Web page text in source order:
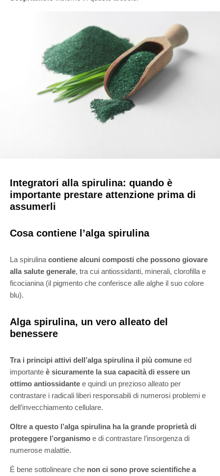
Integratori alla spirulina: quando è
importante prestare attenzione prima di
assumerli
Cosa contiene l’alga spirulina
La spirulina contiene alcuni composti che possono giovare
alla salute generale, tra cui antiossidanti, minerali, clorofilla e
ficocianina (il pigmento che conferisce alle alghe il suo colore
blu).
Alga spirulina, un vero alleato del
benessere
Tra i principi attivi dell’alga spirulina il più comune ed
importante è sicuramente la sua capacità di essere un
ottimo antiossidante e quindi un prezioso alleato per
contrastare i radicali liberi responsabili di numerosi problemi e
dell’invecchiamento cellulare.
Oltre a questo l’alga spirulina ha la grande proprietà di
proteggere l’organismo e di contrastare l’insorgenza di
numerose malattie.
É bene sottolineare che non ci sono prove scientifiche a